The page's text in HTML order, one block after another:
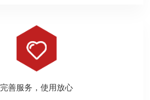
完善服务，使用放心